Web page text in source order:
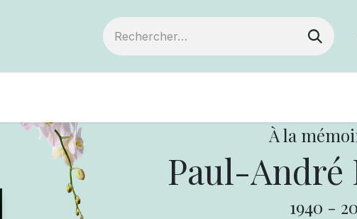
À la
Paul-André
1940 -